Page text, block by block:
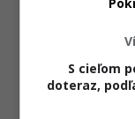
S cieľom
doteraz,